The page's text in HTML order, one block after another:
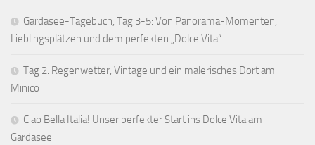
Gardasee-Tagebuch, Tag 3-5: Von Panorama-Momenten,
Lieblingsplätzen und dem perfekten „Dolce Vita“
Tag 2: Regenwetter, Vintage und ein malerisches Dort am
Minico
Ciao Bella Italia! Unser perfekter Start ins Dolce Vita am
Gardasee